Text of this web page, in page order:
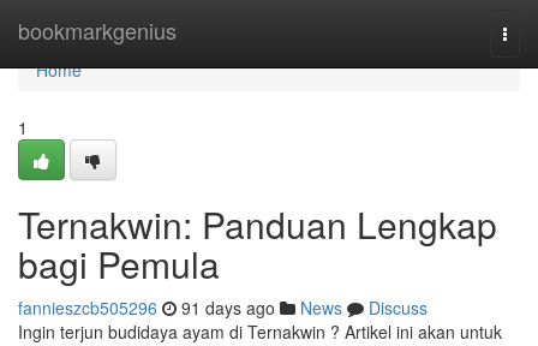
bookmarkgenius
Home
Home
1
Ternakwin: Panduan Lengkap
bagi Pemula
fannieszcb505296 91 days ago News
Discuss
Ingin terjun budidaya ayam di Ternakwin ? Artikel ini akan untuk